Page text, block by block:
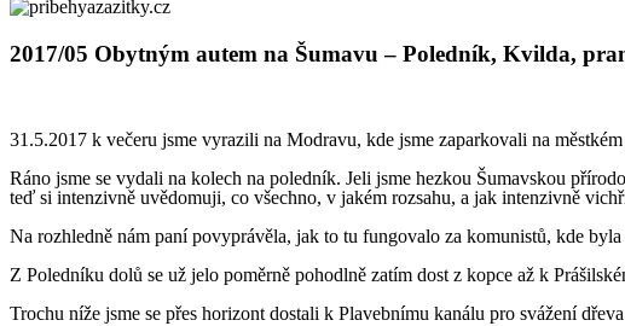
2017/05 Obytným autem na Šumavu – Poledník, Kvilda,
31.5.2017 k večeru jsme vyrazili na Modravu, kde jsme zaparkovali na
Ráno jsme se vydali na kolech na poledník. Jeli jsme hezkou Šumavskou
teď si intenzivně uvědomuji, co všechno, v jakém rozsahu, a jak intenzivně
Na rozhledně nám paní povyprávěla, jak to tu fungovalo za komunistů, kde
Z Poledníku dolů se už jelo poměrně pohodlně zatím dost z kopce až k
Trochu níže jsme se přes horizont dostali k Plavebnímu kanálu pro svážení